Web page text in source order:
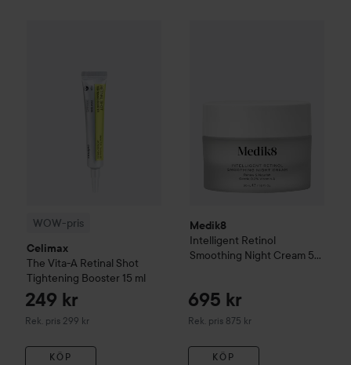
WOW-pris
Celimax
The Vita-A Retinal Shot
Tightening Booster 15 ml
249 kr
Rek. pris 299 kr
Rekommenderat pris 299 kr
KÖP
Medik8
Intelligent Retinol
Smoothing Night Cream 50
695 kr
Rek. pris 875 kr
Rekommenderat pris 875 kr
KÖP